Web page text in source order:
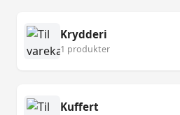
Krydderi
1 produkter
Kuffert